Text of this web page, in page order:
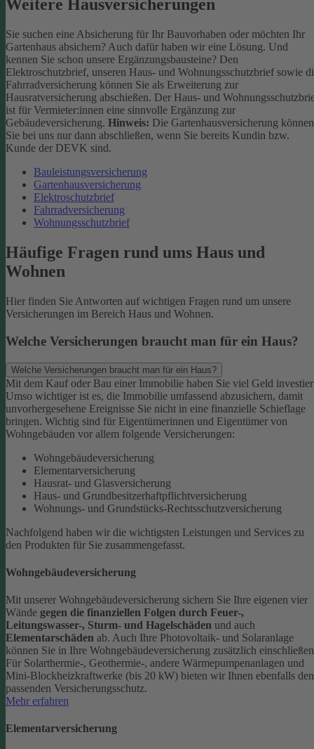
Weitere Hausversicherungen
Sie suchen eine Absicherung für Ihr Bauvorhaben oder möchten Ihr
Gartenhaus absichern? Auch dafür haben wir eine Lösung. Und
kennen Sie schon unsere Ergänzungsbausteine? Den
Elektroschutzbrief, unseren Haus- und Wohnungsschutzbrief sowie
Fahrradversicherung können Sie als Erweiterung zur
Hausratversicherung abschießen. Der Haus- und
ist für Vermieter:innen eine sinnvolle Ergänzung zur
Gebäudeversicherung. Hinweis: Die Gartenhausversicherung können
Sie bei uns nur dann abschließen, wenn Sie bereits Kundin bzw.
Kunde der DEVK sind.
Bauleistungsversicherung
Gartenhausversicherung
Elektroschutzbrief
Fahrradversicherung
Wohnungsschutzbrief
Häufige Fragen rund ums Haus und
Wohnen
Hier finden Sie Antworten auf wichtigen Fragen rund um unsere
Versicherungen im Bereich Haus und Wohnen.
Welche Versicherungen braucht man für ein Haus?
Welche Versicherungen braucht man für ein Haus?
Mit dem Kauf oder Bau einer Immobilie haben Sie viel Geld
Umso wichtiger ist es, die Immobilie umfassend abzusichern, damit
unvorhergesehene Ereignisse Sie nicht in eine finanzielle Schieflage
bringen. Wichtig sind für Eigentümerinnen und Eigentümer von
Wohngebäuden vor allem folgende Versicherungen:
Wohngebäudeversicherung
Elementarversicherung
Hausrat- und Glasversicherung
Haus- und Grundbesitzerhaftpflichtversicherung
Wohnungs- und Grundstücks-Rechtsschutzversicherung
Nachfolgend haben wir die wichtigsten Leistungen und Services zu
den Produkten für Sie zusammengefasst.
Wohngebäudeversicherung
Mit unserer Wohngebäudeversicherung sichern Sie Ihre eigenen vier
Wände gegen die finanziellen Folgen durch Feuer-,
Leitungswasser-, Sturm- und Hagelschäden und auch
Elementarschäden ab. Auch Ihre Photovoltaik- und Solaranlage
können Sie in Ihre Wohngebäudeversicherung zusätzlich
Für Solarthermie-, Geothermie-, andere Wärmepumpenanlagen und
Mini-Blockheizkraftwerke (bis 20 kW) bieten wir Ihnen ebenfalls den
passenden Versicherungsschutz.
Mehr erfahren
Elementarversicherung